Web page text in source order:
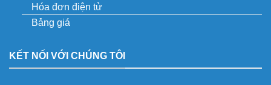
Hóa đơn điện tử
Bảng giá
KẾT NỐI VỚI CHÚNG TÔI